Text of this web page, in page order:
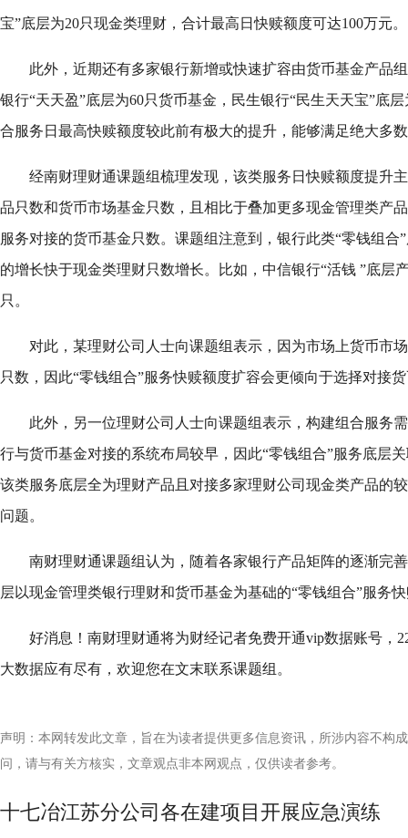
宝”底层为20只现金类理财，合计最高日快赎额度可达100万元。
此外，近期还有多家银行新增或快速扩容由货币基金产品
银行“天天盈”底层为60只货币基金，民生银行“民生天天宝”底
合服务日最高快赎额度较此前有极大的提升，能够满足绝大多
经南财理财通课题组梳理发现，该类服务日快赎额度提升
品只数和货币市场基金只数，且相比于叠加更多现金管理类产
服务对接的货币基金只数。课题组注意到，银行此类“零钱组合
的增长快于现金类理财只数增长。比如，中信银行“活钱 ”底层
只。
对此，某理财公司人士向课题组表示，因为市场上货币市
只数，因此“零钱组合”服务快赎额度扩容会更倾向于选择对接
此外，另一位理财公司人士向课题组表示，构建组合服务
行与货币基金对接的系统布局较早，因此“零钱组合”服务底层
该类服务底层全为理财产品且对接多家理财公司现金类产品的
问题。
南财理财通课题组认为，随着各家银行产品矩阵的逐渐完
层以现金管理类银行理财和货币基金为基础的“零钱组合”服务
好消息！南财理财通将为财经记者免费开通vip数据账号，
大数据应有尽有，欢迎您在文末联系课题组。
声明：本网转发此文章，旨在为读者提供更多信息资讯，所涉内容不构
问，请与有关方核实，文章观点非本网观点，仅供读者参考。
十七冶江苏分公司各在建项目开展应急演练